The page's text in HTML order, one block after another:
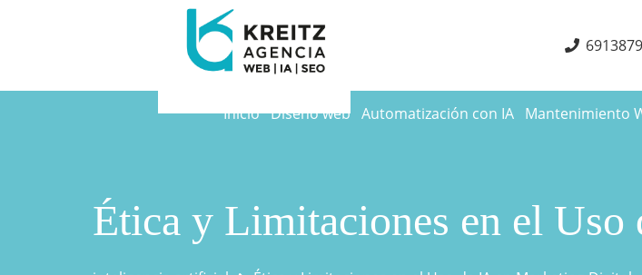
Inicio Diseño web Automatización con IA Mantenimiento
Ética y Limitaciones en el